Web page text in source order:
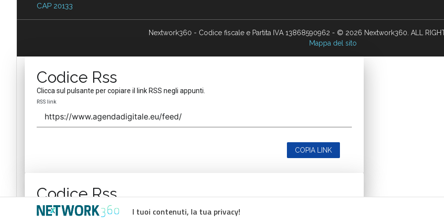
I tuoi contenuti, la tua privacy!
CAP 20133
Nextwork360 - Codice fiscale e Partita IVA 13868590962 - © 2026 Nextwork360. ALL
Mappa del sito
Codice Rss
Clicca sul pulsante per copiare il link RSS negli appunti.
RSS link
COPIA LINK
Codice Rss
Clicca sul pulsante per copiare il link RSS negli appunti.
RSS link